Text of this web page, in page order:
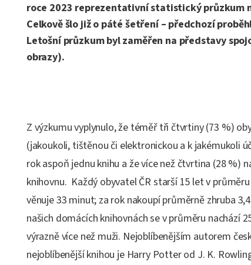
roce 2023 reprezentativní statistický průzkum
Celkově šlo již o páté šetření – předchozí
Letošní průzkum byl zaměřen na představy
obrazy).
Z výzkumu vyplynulo, že téměř tři čtvrtiny (73 %)
(jakoukoli, tištěnou či elektronickou a k jakémukoli
rok aspoň jednu knihu a že více než čtvrtina (28 %)
knihovnu. Každý obyvatel ČR starší 15 let v
věnuje 33 minut; za rok nakoupí průměrně zhruba
našich domácích knihovnách se v průměru nachází
výrazně více než muži. Nejoblíbenějším autorem
nejoblíbenější knihou je Harry Potter od J. K.